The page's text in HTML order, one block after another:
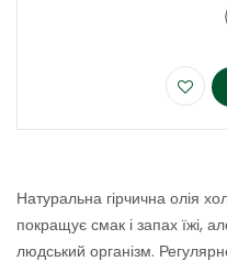
варіантів.
Параметри
можна
Натуральна гірчична олія
покращує смак і запах їжі,
людський організм.